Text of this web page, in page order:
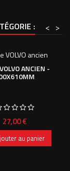
: >
<
ANCIEN -
Prix
27,00 €
au panier